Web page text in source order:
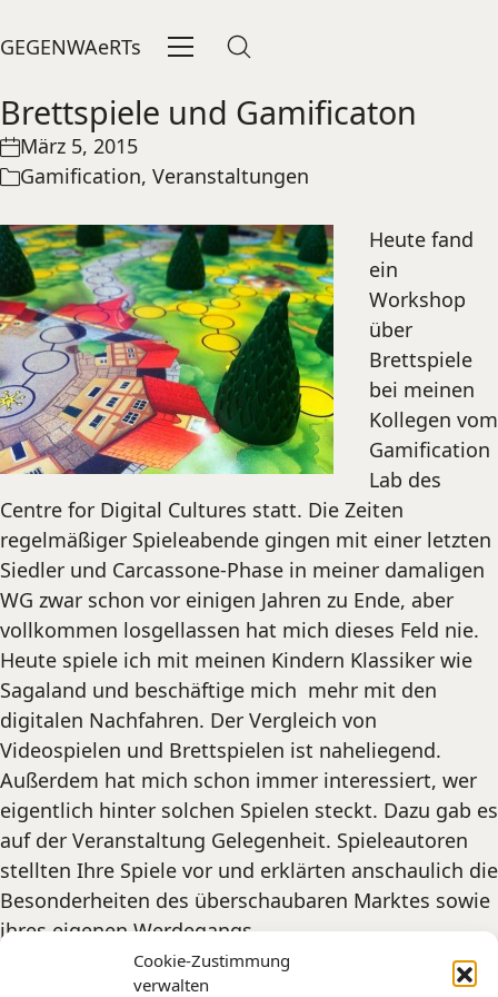
Cookie-Zustimmung
verwalten
GEGENWAeRTs
Brettspiele und Gamificaton
März 5, 2015
Gamification, Veranstaltungen
Heute fand
ein
Workshop
über
Brettspiele
bei meinen
Kollegen vom
Gamification
Lab des
Centre for Digital Cultures statt. Die Zeiten
regelmäßiger Spieleabende gingen mit einer letzten
Siedler und Carcassone-Phase in meiner damaligen
WG zwar schon vor einigen Jahren zu Ende, aber
vollkommen losgellassen hat mich dieses Feld nie.
Heute spiele ich mit meinen Kindern Klassiker wie
Sagaland und beschäftige mich mehr mit den
digitalen Nachfahren. Der Vergleich von
Videospielen und Brettspielen ist naheliegend.
Außerdem hat mich schon immer interessiert, wer
eigentlich hinter solchen Spielen steckt. Dazu gab es
auf der Veranstaltung Gelegenheit. Spieleautoren
stellten Ihre Spiele vor und erklärten anschaulich die
Besonderheiten des überschaubaren Marktes sowie
ihres eigenen Werdegangs.
Weitere Informationen